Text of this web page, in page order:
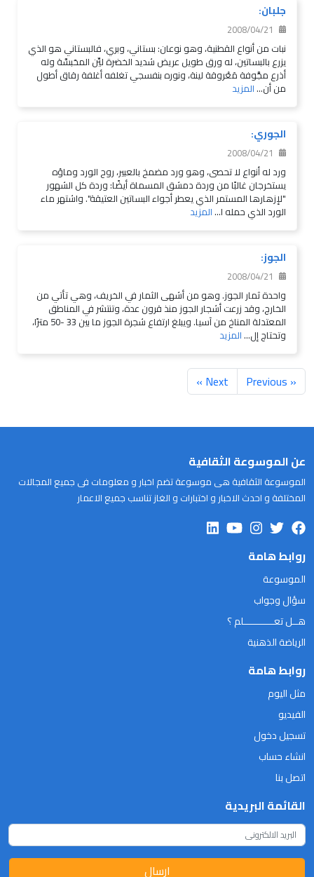
جلبان:
2008/04/21
نبات من أنواع القطنية، وهو نوعان: بستاني، وبري، فالبستاني هو الذي
يزرع بالبساتين، له ورق طويل عريض شديد الخضرة ليِّن المحَبسَّة وله
أذرع مجَّوفة مَعْروقة لينة، ونوره بنفسجي تغلفه أغلفة رقاق أطول
من أن...المزيد
الجوري:
2008/04/21
ورد له أنواع لا تحصى، وهو ورد مضمخ بالعبير، روح الورد وماؤه
يستخرجان غالبًا من وردة دمشق المسماة أيضًا: وردة كل الشهور
"لإزهارها المستمر الذي يعطر أجواء البساتين العتيقة". واشتهر ماء
الورد الذي حمله ا...المزيد
الجوز:
2008/04/21
واحدة ثمار الجوز. وهو من أشهى الثمار في الخريف، وهي تأتي من
الخارج، وقد زرعت أشجار الجوز منذ قرون عدة، وتنتشر في المناطق
المعتدلة المناخ من آسيا. ويبلغ ارتفاع شجرة الجوز ما بين 33 -50 مترًا،
وتحتاج إل...المزيد
« Previous
Next »
عن الموسوعة الثقافية
الموسوعة الثقافية هى موسوعة تضم اخبار و معلومات فى جميع المجالات
المختلفة و احدث الاخبار و اختبارات و الغاز تناسب جميع الاعمار
روابط هامة
الموسوعة
سؤال وجواب
هــل تعـــــــــــلم ؟
الرياضة الذهنية
روابط هامة
مثل اليوم
الفيديو
تسجيل دخول
انشاء حساب
اتصل بنا
القائمة البريدية
ارسال